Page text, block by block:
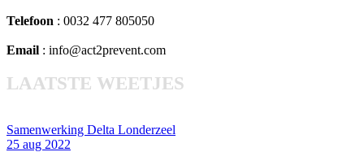
Telefoon : 0032 477 805050
Email : info@act2prevent.com
LAATSTE WEETJES
Samenwerking Delta Londerzeel
25 aug 2022